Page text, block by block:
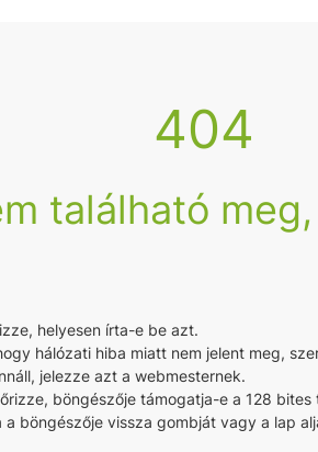
404
található
helyesen írta-e be azt.
hálózati hiba miatt nem jelent meg,
jelezze azt a webmesternek.
böngészője támogatja-e a 128 bites
böngészője vissza gombját vagy a lap